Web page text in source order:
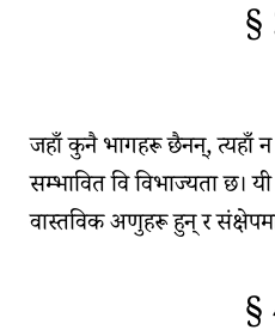
§
जहाँ कुनै भागहरू छैनन्, त्यहाँ
सम्भावित वि विभाज्यताछ।
वास्तविक अणुहरूहुन् र